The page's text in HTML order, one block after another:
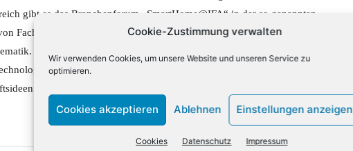
Cookie-Zustimmung verwalten
Wir verwenden Cookies, um unsere Website und unseren Service zu
optimieren.
Cookies akzeptieren Ablehnen Einstellungen anzeigen
Cookies Datenschutz Impressum
gibt es das Branchenforum „SmartHome@IFA“ in der so genannten
Fachmärkten und Vertreter von Handelskonzernen aus dem Home
Anlaufpunkt für technikbegeisterte IFA-Besucher soll die Halle
für die Märkte von morgen und bietet einen Einblick